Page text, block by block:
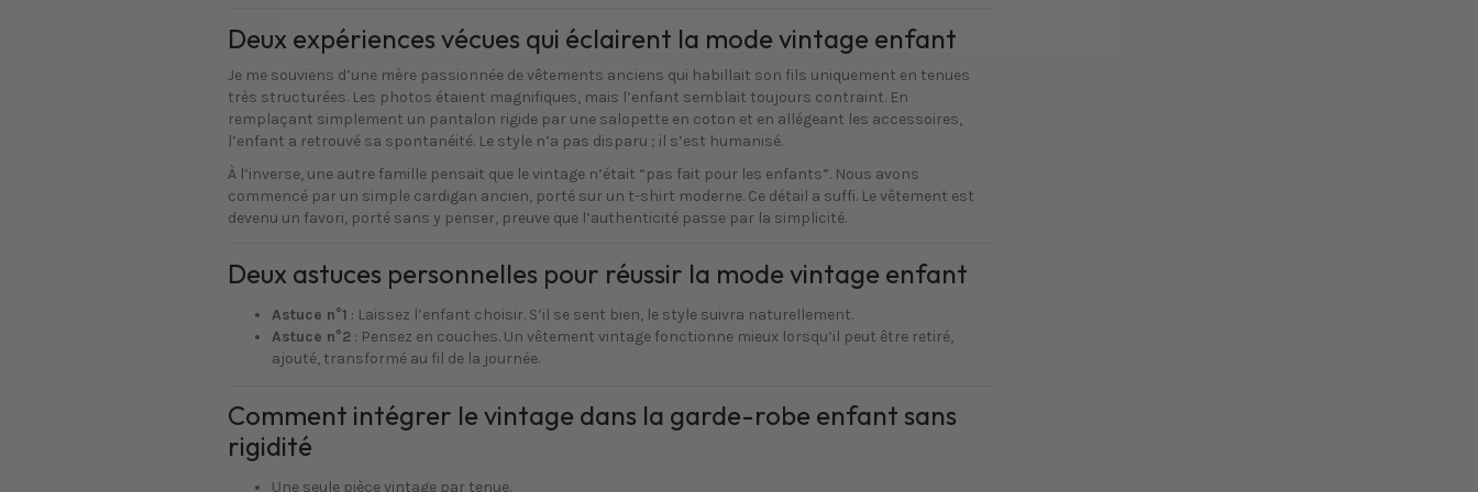
Deux expériences vécues qui éclairent la mode vintage enfant
Je me souviens d’une mère passionnée de vêtements anciens qui habillait son fils uniquement en tenues
très structurées. Les photos étaient magnifiques, mais l’enfant semblait toujours contraint. En
remplaçant simplement un pantalon rigide par une salopette en coton et en allégeant les accessoires,
l’enfant a retrouvé sa spontanéité. Le style n’a pas disparu ; il s’est humanisé.
À l’inverse, une autre famille pensait que le vintage n’était “pas fait pour les enfants”. Nous avons
commencé par un simple cardigan ancien, porté sur un t-shirt moderne. Ce détail a suffi. Le vêtement est
devenu un favori, porté sans y penser, preuve que l’authenticité passe par la simplicité.
Deux astuces personnelles pour réussir la mode vintage enfant
Astuce n°1 : Laissez l’enfant choisir. S’il se sent bien, le style suivra naturellement.
Astuce n°2 : Pensez en couches. Un vêtement vintage fonctionne mieux lorsqu’il peut être retiré,
ajouté, transformé au fil de la journée.
Comment intégrer le vintage dans la garde-robe enfant sans
rigidité
Une seule pièce vintage par tenue.